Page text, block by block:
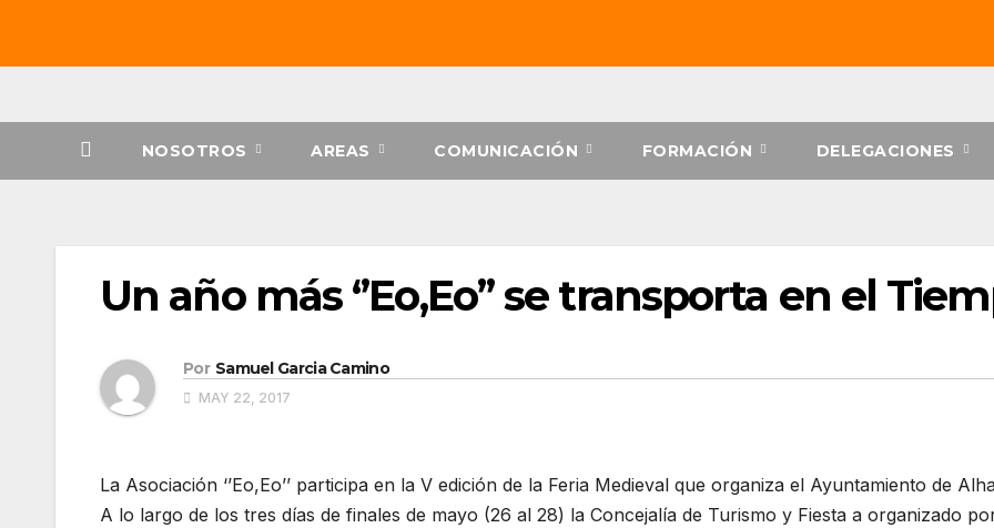
NOSOTROS AREAS COMUNICACIÓN FORMACIÓN DELEGACIONES
Un año más ‘’Eo,Eo’’ se transporta en el
Por Samuel Garcia Camino
MAY 22, 2017
La Asociación ‘’Eo,Eo’’ participa en la V edición de la Feria Medieval que organiza el Ayuntamiento de
A lo largo de los tres días de finales de mayo (26 al 28) la Concejalía de Turismo y Fiesta a organizado